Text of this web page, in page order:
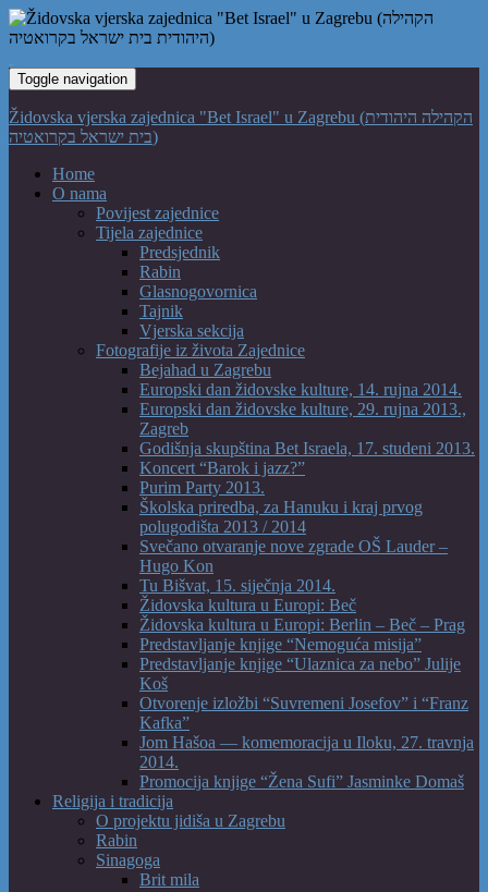
Toggle navigation
Židovska vjerska zajednica "Bet Israel" u Zagrebu (הקהילה היהודית
בית ישראל בקרואטיה)
Home
O nama
Povijest zajednice
Tijela zajednice
Predsjednik
Rabin
Glasnogovornica
Tajnik
Vjerska sekcija
Fotografije iz života Zajednice
Bejahad u Zagrebu
Europski dan židovske kulture, 14. rujna 2014.
Europski dan židovske kulture, 29. rujna 2013.,
Zagreb
Godišnja skupština Bet Israela, 17. studeni 2013.
Koncert “Barok i jazz?”
Purim Party 2013.
Školska priredba, za Hanuku i kraj prvog
polugodišta 2013 / 2014
Svečano otvaranje nove zgrade OŠ Lauder –
Hugo Kon
Tu Bišvat, 15. siječnja 2014.
Židovska kultura u Europi: Beč
Židovska kultura u Europi: Berlin – Beč – Prag
Predstavljanje knjige “Nemoguća misija”
Predstavljanje knjige “Ulaznica za nebo” Julije
Koš
Otvorenje izložbi “Suvremeni Josefov” i “Franz
Kafka”
Jom Hašoa — komemoracija u Iloku, 27. travnja
2014.
Promocija knjige “Žena Sufi” Jasminke Domaš
Religija i tradicija
O projektu jidiša u Zagrebu
Rabin
Sinagoga
Brit mila